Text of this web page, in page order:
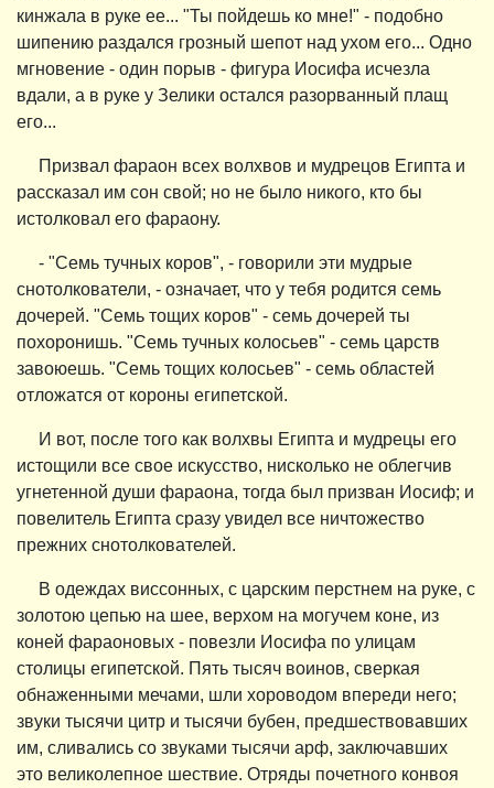
кинжала в руке ее... "Ты пойдешь ко мне!" - подобно
шипению раздался грозный шепот над ухом его... Одно
мгновение - один порыв - фигура Иосифа исчезла
вдали, а в руке у Зелики остался разорванный плащ
его...
Призвал фараон всех волхвов и мудрецов Египта и
рассказал им сон свой; но не было никого, кто бы
истолковал его фараону.
- "Семь тучных коров", - говорили эти мудрые
снотолкователи, - означает, что у тебя родится семь
дочерей. "Семь тощих коров" - семь дочерей ты
похоронишь. "Семь тучных колосьев" - семь царств
завоюешь. "Семь тощих колосьев" - семь областей
отложатся от короны египетской.
И вот, после того как волхвы Египта и мудрецы его
истощили все свое искусство, нисколько не облегчив
угнетенной души фараона, тогда был призван Иосиф; и
повелитель Египта сразу увидел все ничтожество
прежних снотолкователей.
В одеждах виссонных, с царским перстнем на руке, с
золотою цепью на шее, верхом на могучем коне, из
коней фараоновых - повезли Иосифа по улицам
столицы египетской. Пять тысяч воинов, сверкая
обнаженными мечами, шли хороводом впереди него;
звуки тысячи цитр и тысячи бубен, предшествовавших
им, сливались со звуками тысячи арф, заключавших
это великолепное шествие. Отряды почетного конвоя